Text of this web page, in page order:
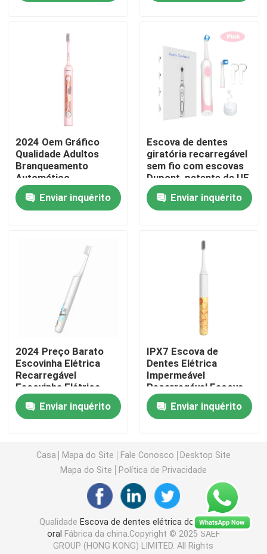
Visita à fábrica
Controle de qualidade
Contacte-nos
Solicite um orçamento
Escova de dentes elétrica do cuidado oral
Escova de dentes elétrica impermeável
escova de dentes elétrica recarregável
Escova de dentes elétrica adulta
Escova de dentes elétrica das crianças
Escova de dentes elétrica esperta
2024 Oem Gráfico
Qualidade Adultos
Branqueamento
Automático
Recarregável
personalizado escova
de dentes elétrica
Enviar inquérito
Escova de dentes
giratória recarregável
sem fio com escovas
Dupont, patente da UE
e longa duração da
bateriaEnviar inquérito
2024 Preço Barato
Escovinha Elétrica
Recarregável
Escovinha Elétrica
Infantil
Enviar inquérito
IPX7 Escova de
Dentes Elétrica
Impermeável
Recarregável Escova
de Dentes Elétrica
para Crianças Para
uso doméstico
Enviar inquérito
Casa Mapa do Site Fale Conosco
Desktop Site
Mapa do Site
Política de Privacidade
Qualidade Escova de dentes elétrica do cuidado
oral
Fábrica da china.Copyright © 2025 SAEF
GROUP (HONG KONG) LIMITED. All Rights